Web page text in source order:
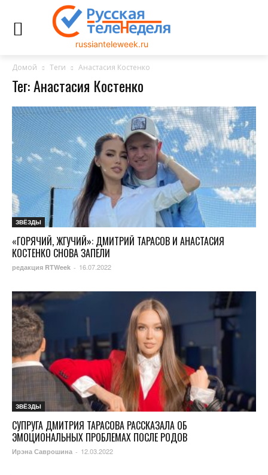
russianteleweek.ru
Домой Теги Анастасия Костенко
Тег: Анастасия Костенко
ЗВЁЗДЫ
«ГОРЯЧИЙ, ЖГУЧИЙ»: ДМИТРИЙ ТАРАСОВ И АНАСТАСИЯ
КОСТЕНКО СНОВА ЗАПЕЛИ
редакция RTWeek - 16.07.2022
ЗВЁЗДЫ
СУПРУГА ДМИТРИЯ ТАРАСОВА РАССКАЗАЛА ОБ
ЭМОЦИОНАЛЬНЫХ ПРОБЛЕМАХ ПОСЛЕ РОДОВ
Ирэна Саврошина - 12.03.2022